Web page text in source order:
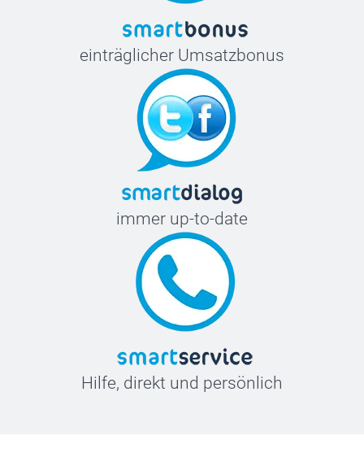
einträglicher Umsatzbonus
immer up-to-date
Hilfe, direkt und persönlich